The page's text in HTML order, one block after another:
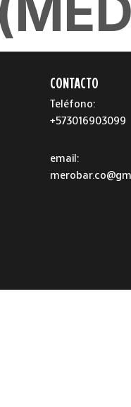
CONTACTO
Teléfono:
+573016903099
email: